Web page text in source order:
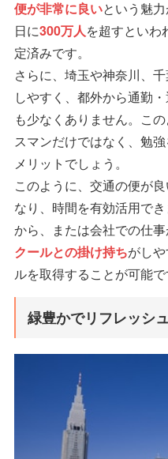
便が非常に良いという魅
日に300万人を超すといわ
定済みです。
さらに、埼玉や神奈川、
しやすく、都外から通勤
も少なくありません。こ
スマンだけではなく、勉
メリットでしょう。
このように、交通の便が
なり、時間を有効活用で
から、または会社での仕事
クールとの掛け持ちがし
ルを取得することが可能で
緑豊かでリフレッシ